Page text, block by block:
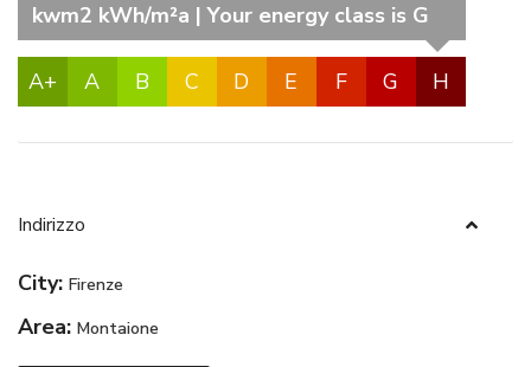
A+ A B C D E F
kwm2 kWh/m²a | Your energy class is G
G H
Indirizzo
City: Firenze
Area: Montaione